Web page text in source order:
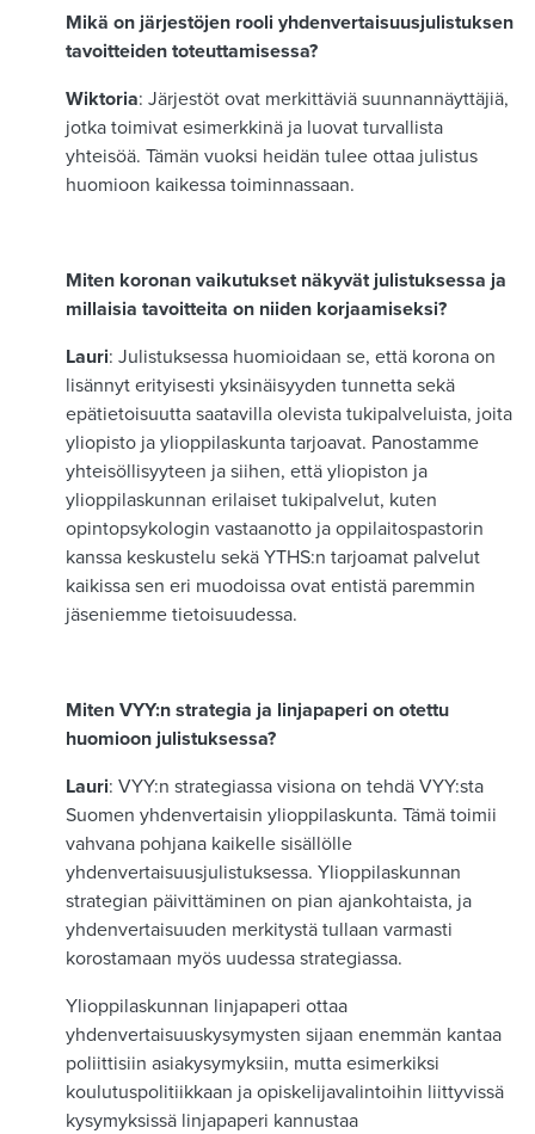
Mikä on järjestöjen rooli yhdenvertaisuusjulistuksen
tavoitteiden toteuttamisessa?
Wiktoria: Järjestöt ovat merkittäviä suunnannäyttäjiä,
jotka toimivat esimerkkinä ja luovat turvallista
yhteisöä. Tämän vuoksi heidän tulee ottaa julistus
huomioon kaikessa toiminnassaan.
Miten koronan vaikutukset näkyvät julistuksessa ja
millaisia tavoitteita on niiden korjaamiseksi?
Lauri: Julistuksessa huomioidaan se, että korona on
lisännyt erityisesti yksinäisyyden tunnetta sekä
epätietoisuutta saatavilla olevista tukipalveluista, joita
yliopisto ja ylioppilaskunta tarjoavat. Panostamme
yhteisöllisyyteen ja siihen, että yliopiston ja
ylioppilaskunnan erilaiset tukipalvelut, kuten
opintopsykologin vastaanotto ja oppilaitospastorin
kanssa keskustelu sekä YTHS:n tarjoamat palvelut
kaikissa sen eri muodoissa ovat entistä paremmin
jäseniemme tietoisuudessa.
Miten VYY:n strategia ja linjapaperi on otettu
huomioon julistuksessa?
Lauri: VYY:n strategiassa visiona on tehdä VYY:sta
Suomen yhdenvertaisin ylioppilaskunta. Tämä toimii
vahvana pohjana kaikelle sisällölle
yhdenvertaisuusjulistuksessa. Ylioppilaskunnan
strategian päivittäminen on pian ajankohtaista, ja
yhdenvertaisuuden merkitystä tullaan varmasti
korostamaan myös uudessa strategiassa.
Ylioppilaskunnan linjapaperi ottaa
yhdenvertaisuuskysymysten sijaan enemmän kantaa
poliittisiin asiakysymyksiin, mutta esimerkiksi
koulutuspolitiikkaan ja opiskelijavalintoihin liittyvissä
kysymyksissä linjapaperi kannustaa